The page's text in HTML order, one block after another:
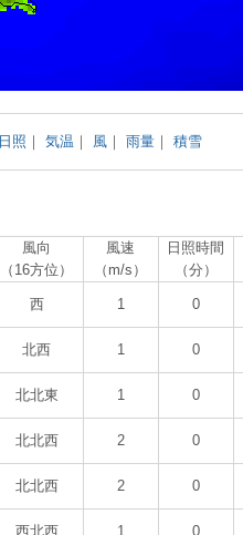
日照 ｜気温 ｜ 風 ｜雨量 ｜積雪
風向
（16方位）
風速
（m/s）
日照時間
（分）
西 1 0
北西 1 0
北北東 1 0
北北西 2 0
北北西 2 0
西北西 1 0